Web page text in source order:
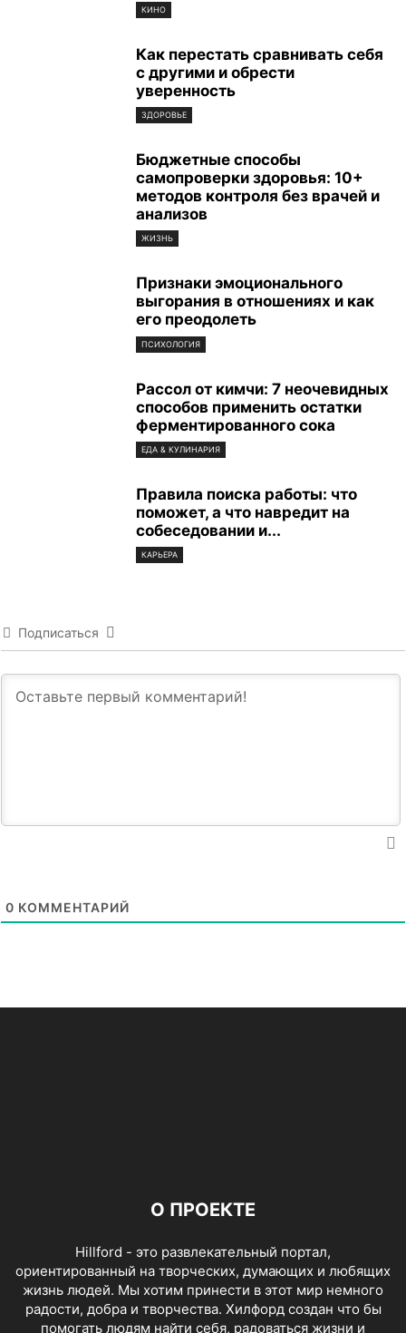
КИНО
Как перестать сравнивать себя
с другими и обрести
уверенность
ЗДОРОВЬЕ
Бюджетные способы
самопроверки здоровья: 10+
методов контроля без врачей и
анализов
ЖИЗНЬ
Признаки эмоционального
выгорания в отношениях и как
его преодолеть
ПСИХОЛОГИЯ
Рассол от кимчи: 7 неочевидных
способов применить остатки
ферментированного сока
ЕДА & КУЛИНАРИЯ
Правила поиска работы: что
поможет, а что навредит на
собеседовании и...
КАРЬЕРА
Подписаться
0 КОММЕНТАРИЙ
О ПРОЕКТЕ
Hillford - это развлекательный портал,
ориентированный на творческих, думающих и любящих
жизнь людей. Мы хотим принести в этот мир немного
радости, добра и творчества. Хилфорд создан что бы
помогать людям найти себя, радоваться жизни и